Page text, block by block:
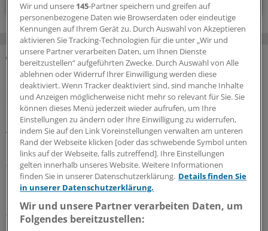
MEHR ZUM THEMA
Sparpaket sorgt für Unsicherheit
Praxisbesonderheiten in Zeiten des GKV-
Spargesetzes: Klarheit soll es in der kommenden
Woche geben
Ein Passus des Beitragssatzstabilisierungsgesetz sorgt
für Unruhe unter Ärztinnen und Ärzten. Stehen die
Praxisbesonderheiten auf der Kippe? Oder eher doch
nicht? Kassenärzte und Krankenkassen verhandeln.
06.08.2026
Wir und unsere 145-Partner speichern und greifen auf
personenbezogene Daten wie Browserdaten oder eindeutige
Kennungen auf Ihrem Gerät zu. Durch Auswahl von Akzeptieren
aktivieren Sie Tracking-Technologien für die unter „Wir und
unsere Partner verarbeiten Daten, um Ihnen Dienste
bereitzustellen“ aufgeführten Zwecke. Durch Auswahl von Alle
ablehnen oder Widerruf Ihrer Einwilligung werden diese
deaktiviert. Wenn Tracker deaktiviert sind, sind manche Inhalte
und Anzeigen möglicherweise nicht mehr so relevant für Sie. Sie
können dieses Menü jederzeit wieder aufrufen, um Ihre
Einstellungen zu ändern oder Ihre Einwilligung zu widerrufen,
indem Sie auf den Link Voreinstellungen verwalten am unteren
Rand der Webseite klicken [oder das schwebende Symbol unten
links auf der Webseite, falls zutreffend]. Ihre Einstellungen
gelten innerhalb unseres Website. Weitere Informationen
finden Sie in unserer Datenschutzerklärung. Details finden Sie
in unserer Datenschutzerklärung.
Wir und unsere Partner verarbeiten Daten, um
Folgendes bereitzustellen: